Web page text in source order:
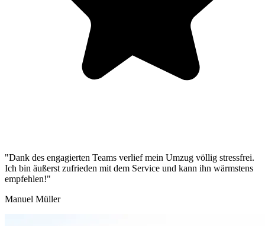
"Dank des engagierten Teams verlief mein Umzug völlig stressfrei.
Ich bin äußerst zufrieden mit dem Service und kann ihn wärmstens
empfehlen!"
Manuel Müller